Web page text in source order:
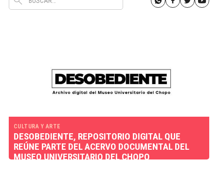
CULTURA Y ARTE
DESOBEDIENTE, REPOSITORIO DIGITAL QUE
REÚNE PARTE DEL ACERVO DOCUMENTAL DEL
MUSEO UNIVERSITARIO DEL CHOPO